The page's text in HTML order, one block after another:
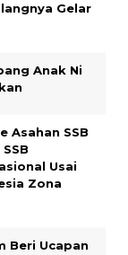
Gelar
Anak Ni
Asahan SSB
Usai
Zona
Beri Ucapan